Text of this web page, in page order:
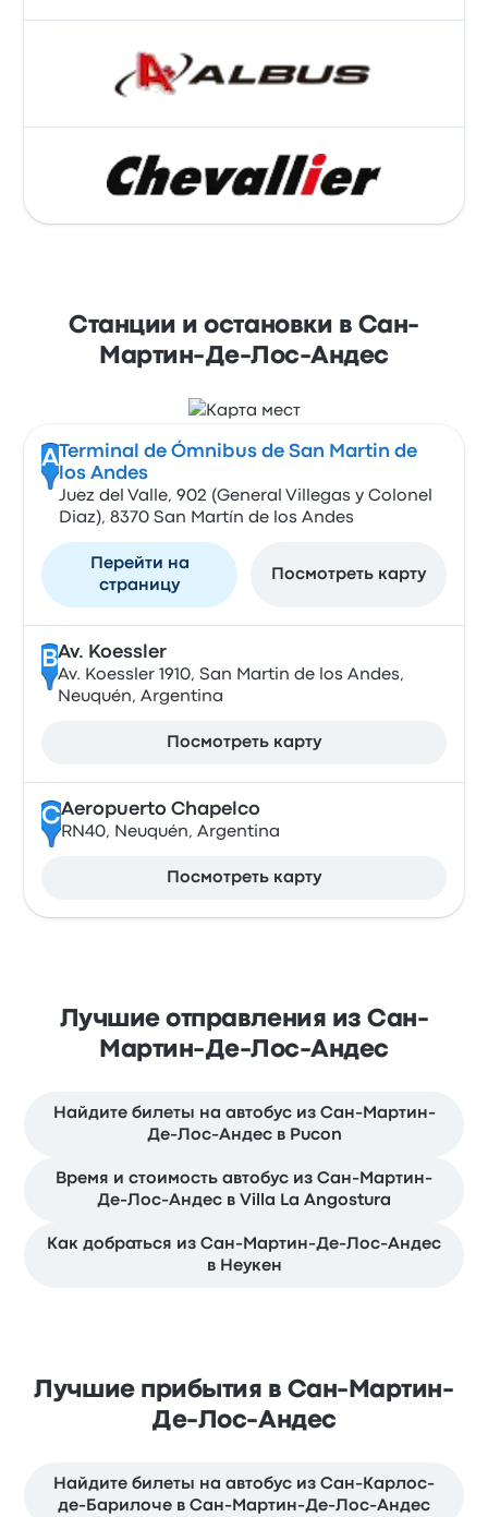
Станции и остановки в Сан-
Мартин-Де-Лос-Андес
A Terminal de Ómnibus de San Martin de
los Andes
Juez del Valle, 902 (General Villegas y Colonel
Diaz), 8370 San Martín de los Andes
Перейти на
страницу
Посмотреть карту
BAv. Koessler
Av. Koessler 1910, San Martin de los Andes,
Neuquén, Argentina
Посмотреть карту
CAeropuerto Chapelco
RN40, Neuquén, Argentina
Посмотреть карту
Лучшие отправления из Сан-
Мартин-Де-Лос-Андес
Найдите билеты на автобус из Сан-Мартин-
Де-Лос-Андес в Pucon
Время и стоимость автобус из Сан-Мартин-
Де-Лос-Андес в Villa La Angostura
Как добраться из Сан-Мартин-Де-Лос-Андес
в Неукен
Лучшие прибытия в Сан-Мартин-
Де-Лос-Андес
Найдите билеты на автобус из Сан-Карлос-
де-Барилоче в Сан-Мартин-Де-Лос-Андес